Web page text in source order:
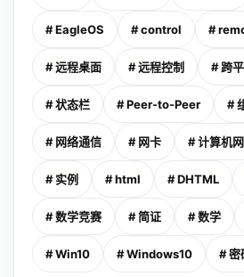
# EagleOS # control #
# 远程桌面 # 远程控制 # 跨
# 状态栏 # Peer-to-Peer #
# 网络通信 # 网卡 # 计算机
# 实例 # html # DHTML
# 数学竞赛 # 简证 # 数学
# Win10 # Windows10 # 密